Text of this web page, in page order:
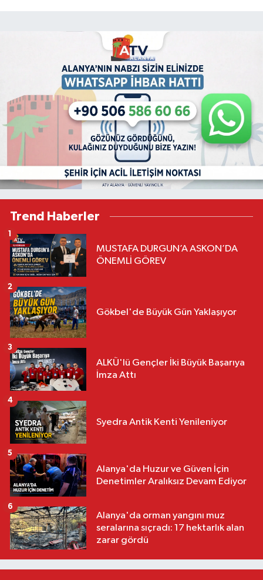
Trend Haberler
MUSTAFA DURGUN’A ASKON’DA
ÖNEMLİ GÖREV
1
Gökbel'de Büyük Gün Yaklaşıyor
2
ALKÜ'lü Gençler İki Büyük Başarıya
İmza Attı
3
Syedra Antik Kenti Yenileniyor
4
Alanya'da Huzur ve Güven İçin
Denetimler Aralıksız Devam Ediyor
5
Alanya'da orman yangını muz
seralarına sıçradı: 17 hektarlık alan
zarar gördü
6